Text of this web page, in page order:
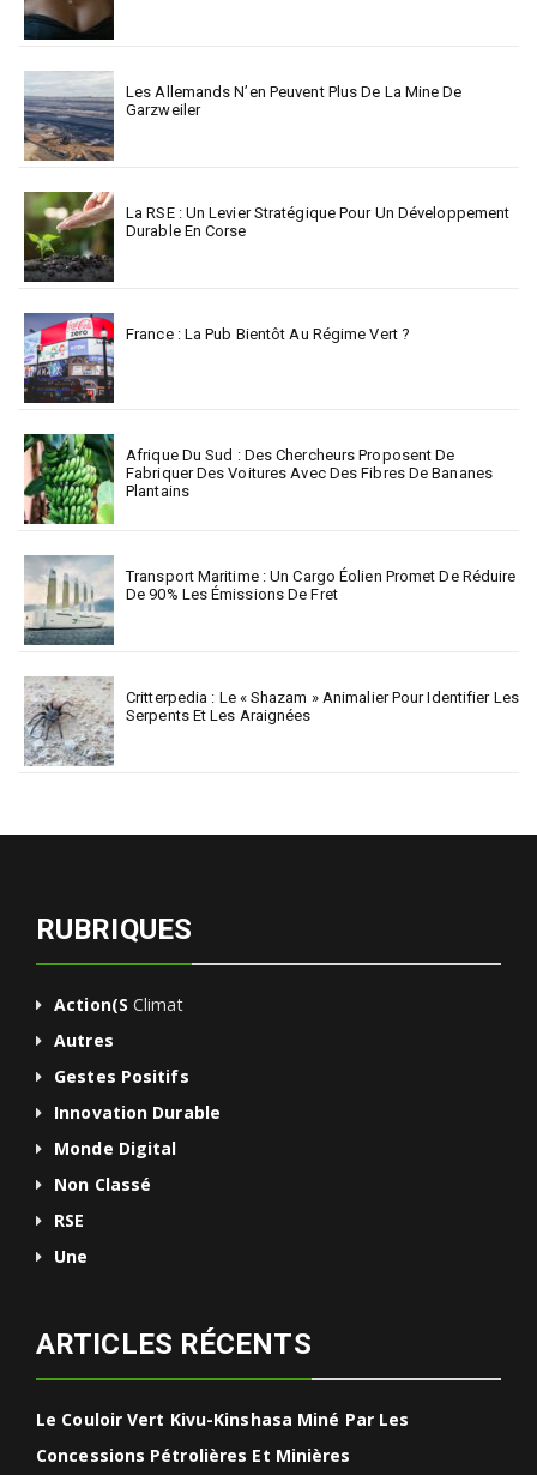
Les Allemands N’en Peuvent Plus De La Mine De
Garzweiler
La RSE : Un Levier Stratégique Pour Un Développement
Durable En Corse
France : La Pub Bientôt Au Régime Vert ?
Afrique Du Sud : Des Chercheurs Proposent De
Fabriquer Des Voitures Avec Des Fibres De Bananes
Plantains
Transport Maritime : Un Cargo Éolien Promet De Réduire
De 90% Les Émissions De Fret
Critterpedia : Le « Shazam » Animalier Pour Identifier Les
Serpents Et Les Araignées
RUBRIQUES
Action(s Climat
Autres
Gestes Positifs
Innovation Durable
Monde Digital
Non Classé
RSE
Une
ARTICLES RÉCENTS
Le Couloir Vert Kivu-Kinshasa Miné Par Les
Concessions Pétrolières Et Minières